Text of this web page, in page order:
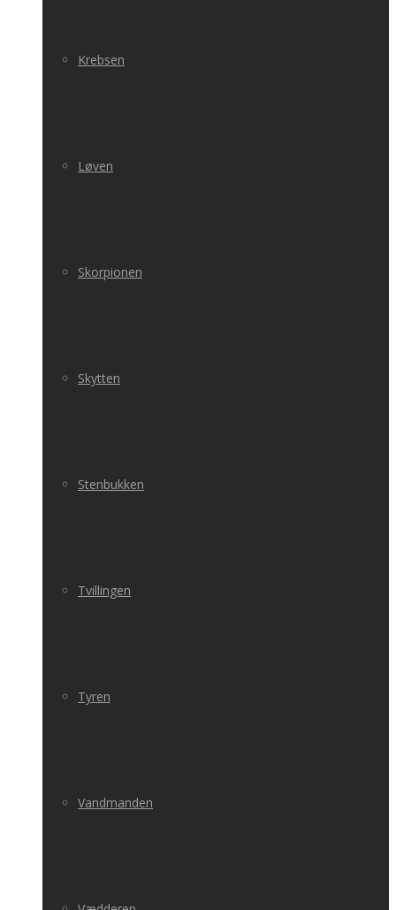
Krebsen
Løven
Skorpionen
Skytten
Stenbukken
Tvillingen
Tyren
Vandmanden